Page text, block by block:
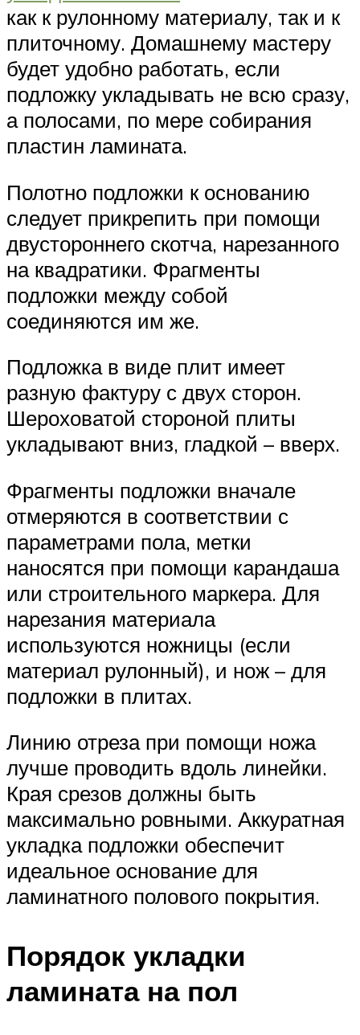
как к рулонному материалу, так и к
плиточному. Домашнему мастеру
будет удобно работать, если
подложку укладывать не всю сразу,
а полосами, по мере собирания
пластин ламината.
Полотно подложки к основанию
следует прикрепить при помощи
двустороннего скотча, нарезанного
на квадратики. Фрагменты
подложки между собой
соединяются им же.
Подложка в виде плит имеет
разную фактуру с двух сторон.
Шероховатой стороной плиты
укладывают вниз, гладкой – вверх.
Фрагменты подложки вначале
отмеряются в соответствии с
параметрами пола, метки
наносятся при помощи карандаша
или строительного маркера. Для
нарезания материала
используются ножницы (если
материал рулонный), и нож – для
подложки в плитах.
Линию отреза при помощи ножа
лучше проводить вдоль линейки.
Края срезов должны быть
максимально ровными. Аккуратная
укладка подложки обеспечит
идеальное основание для
ламинатного полового покрытия.
Порядок укладки
ламината на пол